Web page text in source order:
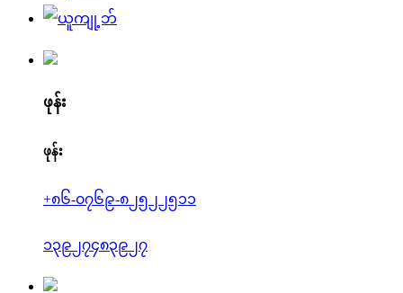
ဖုန်း
ဖုန်း
+၈၆-၀၇၆၉-၈၂၅၂၂၅၁၁
၁၃၉၂၇၄၈၃၉၂၇